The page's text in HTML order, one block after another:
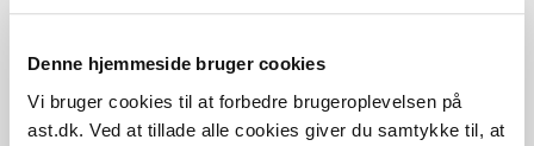
Denne hjemmeside bruger cookies
Vi bruger cookies til at forbedre brugeroplevelsen på
ast.dk. Ved at tillade alle cookies giver du samtykke til, at
Dato for underskrift
30.10.2010
Offentliggørelsesdato